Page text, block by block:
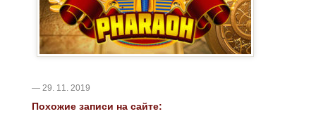
— 29. 11. 2019
Похожие записи на сайте: